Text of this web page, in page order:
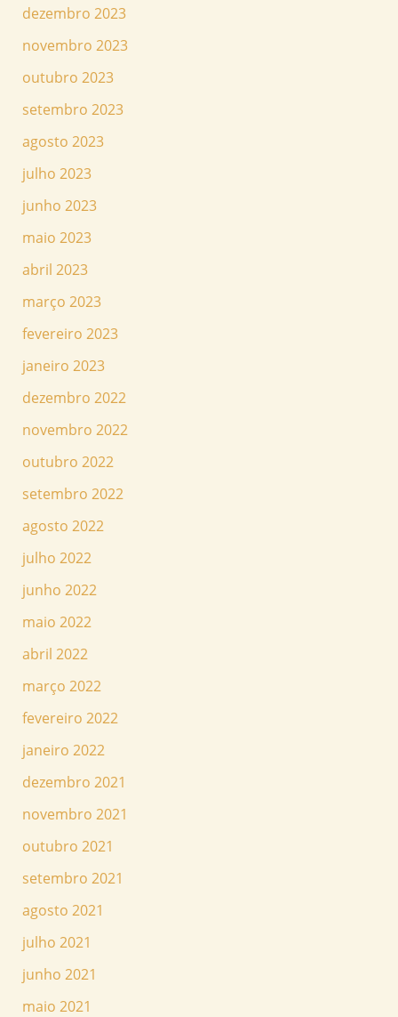
dezembro 2023
novembro 2023
outubro 2023
setembro 2023
agosto 2023
julho 2023
junho 2023
maio 2023
abril 2023
março 2023
fevereiro 2023
janeiro 2023
dezembro 2022
novembro 2022
outubro 2022
setembro 2022
agosto 2022
julho 2022
junho 2022
maio 2022
abril 2022
março 2022
fevereiro 2022
janeiro 2022
dezembro 2021
novembro 2021
outubro 2021
setembro 2021
agosto 2021
julho 2021
junho 2021
maio 2021